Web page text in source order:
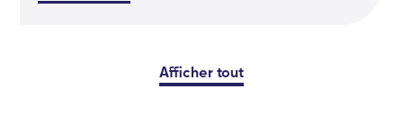
Afficher tout